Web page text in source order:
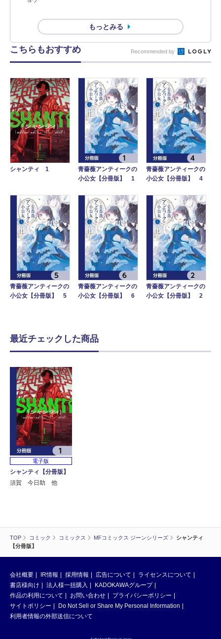
TOP コミック コミックス MFコミックス ジーンシリーズ
シャンティ
【分冊版】
もっとみる
こちらもおすすめ Recommended by
シャンティ 1
青薔薇アンティークの
小公女【分冊版】 1
青薔薇アンティークの
小公女【分冊版】 4
青薔薇アンティークの
小公女【分冊版】 5
青薔薇アンティークの
小公女【分冊版】 6
青薔薇アンティークの
小公女【分冊版】 2
最近チェックした商品
電子版
シャンティ【分冊版】
須賀 今日助 他
会社概要 IR情報 採用情報 広告について
ライセンスについて
書店様向け
法人様一括購入
KADOKAWAグループ
作品の利用について
お問い合わせ
プライバシーポリシー
サイトポリシー
Do Not Sell or Share My Personal Information
利用者情報の外部送信について